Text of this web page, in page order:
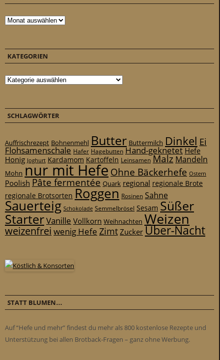
Archiv
KATEGORIEN
Kategorien
SCHLAGWÖRTER
Auffrischrezept Bohnenmehl Butter Buttermilch Dinkel Ei
Flohsamenschale Hafer Hagebutten Hand-geknetet Hefe
Honig Joghurt Kardamom Kartoffeln Leinsamen Malz Mandeln
Mohn nur mit Hefe Ohne Bäckerhefe Ostern
Poolish Pâte fermentée Quark regional regionale Brote
regionale Brotsorten Roggen Rosinen Sahne
Sauerteig Schokolade Semmelbrösel Sesam Süßer
StarterVanille Vollkorn Weihnachten Weizen
weizenfrei wenig Hefe ZimtZuckerÜber-Nacht
STATT BLUMEN…
Auf “Hefe und mehr” findest du mehr als 800 kostenlose Rezepte und
Unterstützung bei allen Brotback-Fragen – ganz ohne Werbung.